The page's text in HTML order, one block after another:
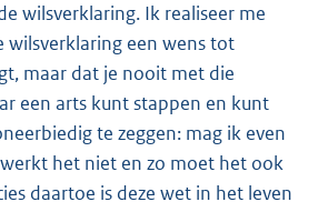
wilsverklaring. Ik realiseer me
wilsverklaring een wens tot
maar dat je nooit met die
een arts kunt stappen en kunt
te zeggen: mag ik even
het niet en zo moet het ook
daartoe is deze wet in het leven